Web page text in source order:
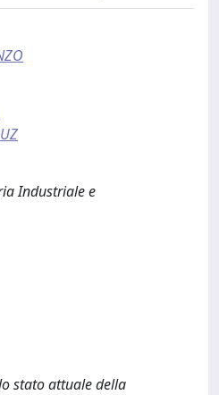
Industriale e
stato attuale della